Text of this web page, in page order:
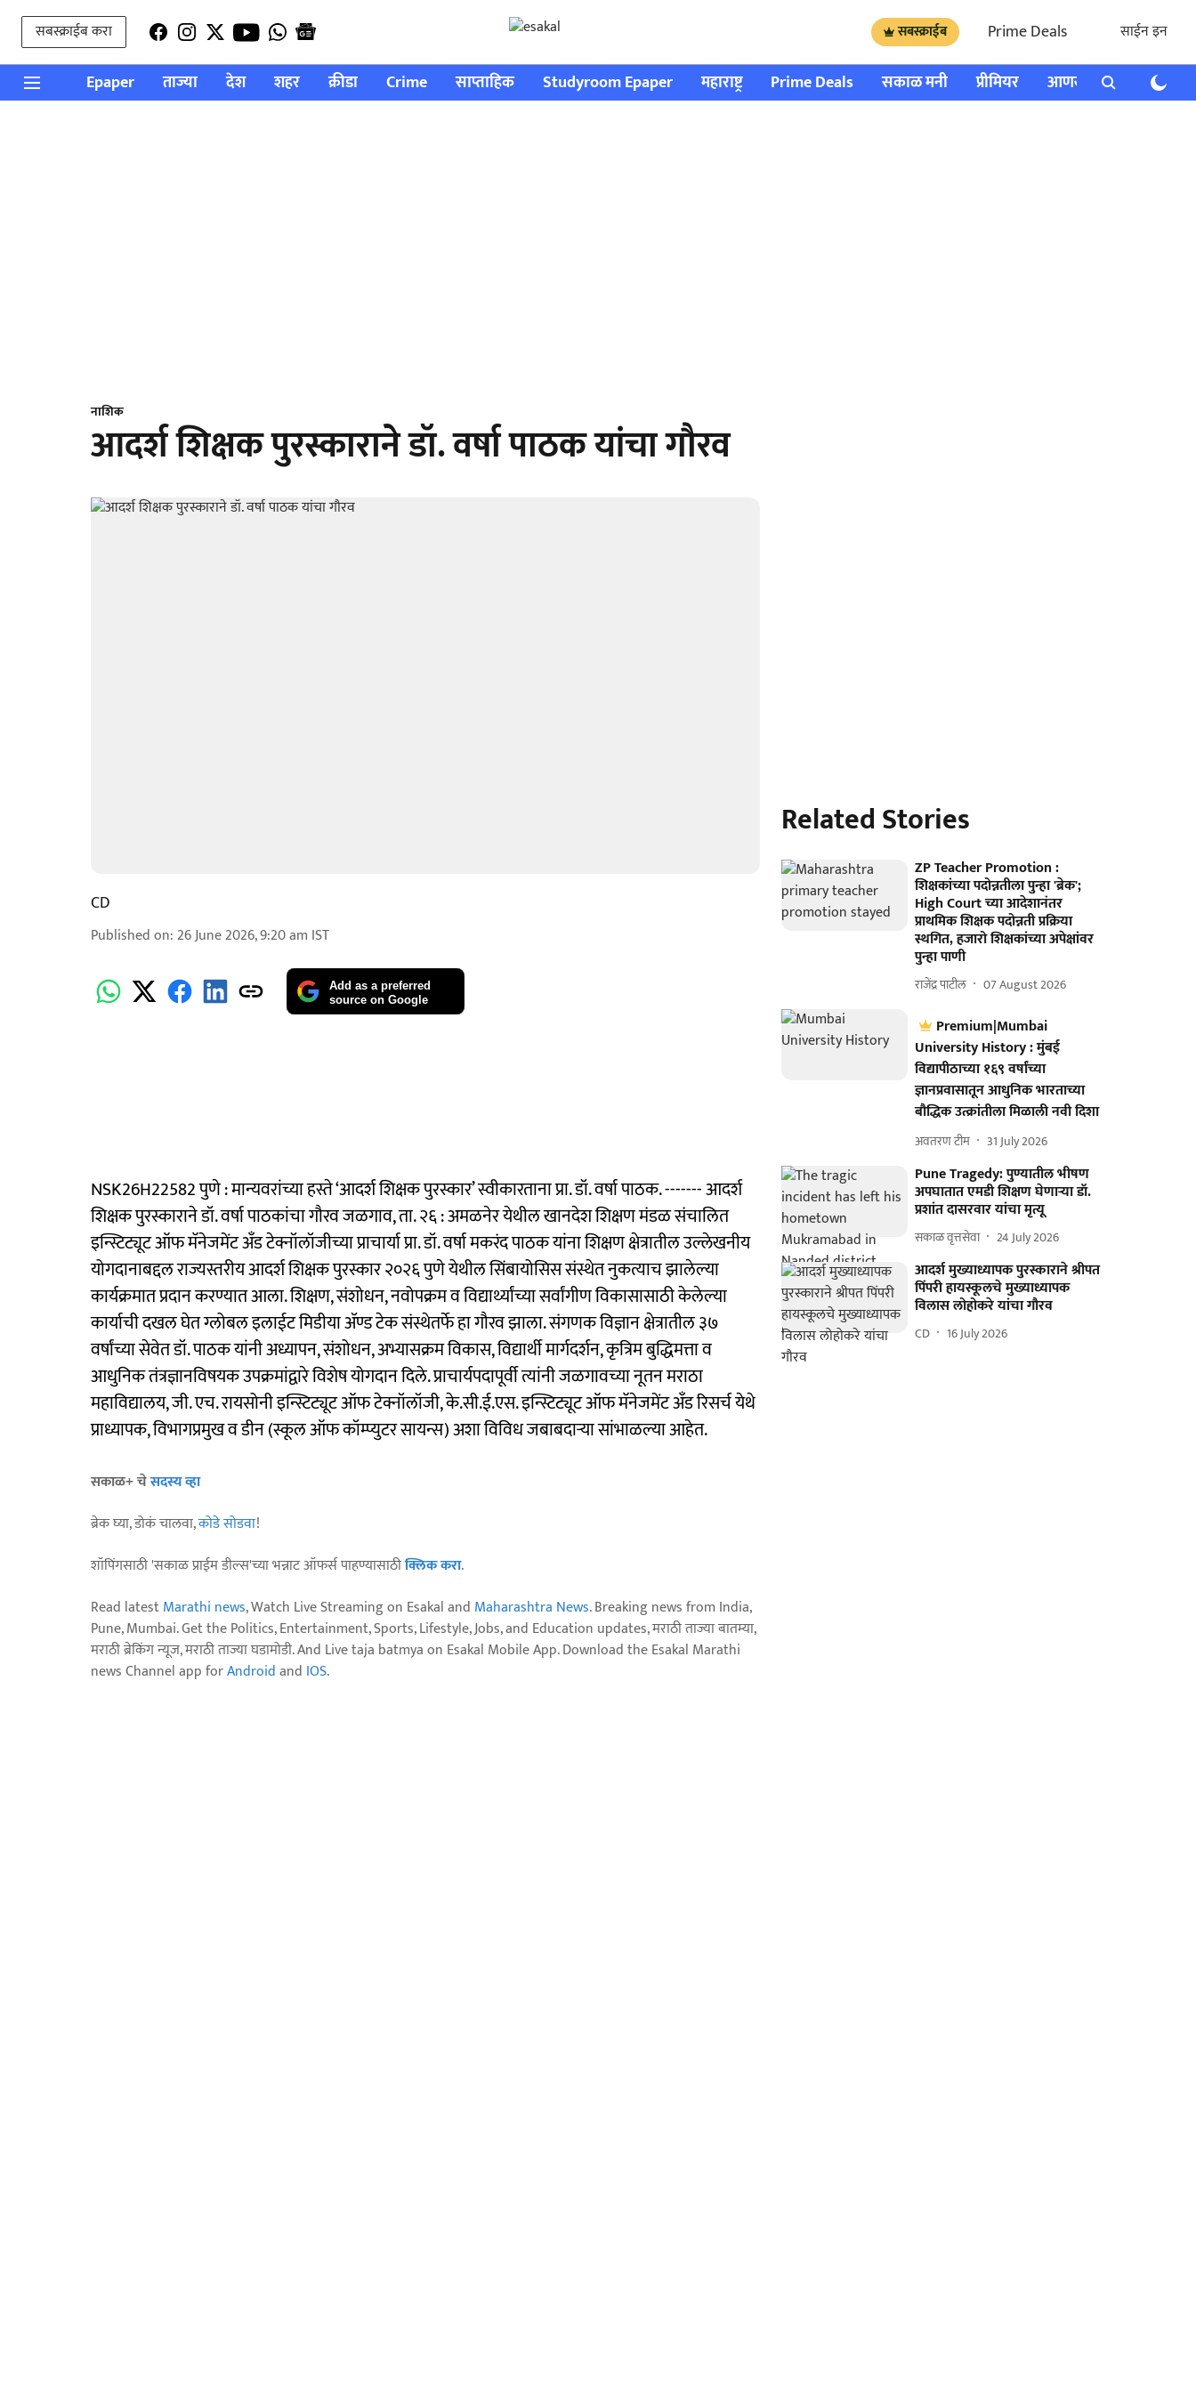
सबस्क्राईब करा सबस्क्राईब Prime Deals साईन इन
Epaper ताज्या देश शहर क्रीडा Crime साप्ताहिक Studyroom Epaper महाराष्ट्र Prime Deals सकाळ मनी प्रीमियर आणखी राशी भविष्य
नाशिक
आदर्श शिक्षक पुरस्काराने डॉ. वर्षा पाठक यांचा गौरव
CD
Published on: 26 June 2026, 9:20 am IST
Add as a preferred
source on Google
NSK26H22582 पुणे : मान्यवरांच्या हस्ते ‘आदर्श शिक्षक पुरस्कार’ स्वीकारताना प्रा. डॉ. वर्षा पाठक. ------- आदर्श
शिक्षक पुरस्काराने डॉ. वर्षा पाठकांचा गौरव जळगाव, ता. २६ : अमळनेर येथील खानदेश शिक्षण मंडळ संचालित
इन्स्टिट्यूट ऑफ मॅनेजमेंट अँड टेक्नॉलॉजीच्या प्राचार्या प्रा. डॉ. वर्षा मकरंद पाठक यांना शिक्षण क्षेत्रातील उल्लेखनीय
योगदानाबद्दल राज्यस्तरीय आदर्श शिक्षक पुरस्कार २०२६ पुणे येथील सिंबायोसिस संस्थेत नुकत्याच झालेल्या
कार्यक्रमात प्रदान करण्यात आला. शिक्षण, संशोधन, नवोपक्रम व विद्यार्थ्यांच्या सर्वांगीण विकासासाठी केलेल्या
कार्याची दखल घेत ग्लोबल इलाईट मिडीया ॲण्ड टेक संस्थेतर्फे हा गौरव झाला. संगणक विज्ञान क्षेत्रातील ३७
वर्षांच्या सेवेत डॉ. पाठक यांनी अध्यापन, संशोधन, अभ्यासक्रम विकास, विद्यार्थी मार्गदर्शन, कृत्रिम बुद्धिमत्ता व
आधुनिक तंत्रज्ञानविषयक उपक्रमांद्वारे विशेष योगदान दिले. प्राचार्यपदापूर्वी त्यांनी जळगावच्या नूतन मराठा
महाविद्यालय, जी. एच. रायसोनी इन्स्टिट्यूट ऑफ टेक्नॉलॉजी, के.सी.ई.एस. इन्स्टिट्यूट ऑफ मॅनेजमेंट अँड रिसर्च येथे
प्राध्यापक, विभागप्रमुख व डीन (स्कूल ऑफ कॉम्प्युटर सायन्स) अशा विविध जबाबदाऱ्या सांभाळल्या आहेत.
सकाळ+ चेसदस्य व्हा
ब्रेक घ्या, डोकं चालवा,कोडे सोडवा!
शॉपिंगसाठी 'सकाळ प्राईम डील्स'च्या भन्नाट ऑफर्स पाहण्यासाठीक्लिक करा.
Read latestMarathi news, Watch Live Streaming on Esakal and Maharashtra News. Breaking news from India,
Pune, Mumbai. Get the Politics, Entertainment, Sports, Lifestyle, Jobs, and Education updates, मराठी ताज्या बातम्या,
मराठी ब्रेकिंग न्यूज, मराठी ताज्या घडामोडी. And Live taja batmya on Esakal Mobile App. Download the Esakal Marathi
news Channel app forAndroidand IOS.
Related Stories
ZP Teacher Promotion :
शिक्षकांच्या पदोन्नतीला पुन्हा 'ब्रेक';
High Court च्या आदेशानंतर
प्राथमिक शिक्षक पदोन्नती प्रक्रिया
स्थगित, हजारो शिक्षकांच्या अपेक्षांवर
पुन्हा पाणी
राजेंद्र पाटील 07 August 2026
Premium|Mumbai
University History : मुंबई
विद्यापीठाच्या १६९ वर्षांच्या
ज्ञानप्रवासातून आधुनिक भारताच्या
बौद्धिक उत्क्रांतीला मिळाली नवी दिशा
अवतरण टीम 31 July 2026
Pune Tragedy: पुण्यातील भीषण
अपघातात एमडी शिक्षण घेणाऱ्या डॉ.
प्रशांत दासरवार यांचा मृत्यू
सकाळ वृत्तसेवा 24 July 2026
आदर्श मुख्याध्यापक पुरस्काराने श्रीपत
पिंपरी हायस्कूलचे मुख्याध्यापक
विलास लोहोकरे यांचा गौरव
CD 16 July 2026